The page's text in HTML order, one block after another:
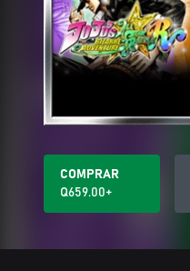
COMPRAR
Q659.00+